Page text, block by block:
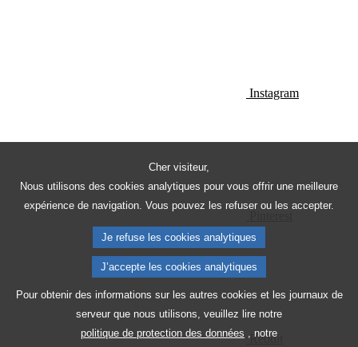
Cher visiteur,
Nous utilisons des cookies analytiques pour vous offrir une meilleure
expérience de navigation. Vous pouvez les refuser ou les accepter.
Je refuse les cookies analytiques
J’accepte les cookies analytiques
Pour obtenir des informations sur les autres cookies et les journaux de
serveur que nous utilisons, veuillez lire notre
politique de protection des données , notre
Instagram
Reddit